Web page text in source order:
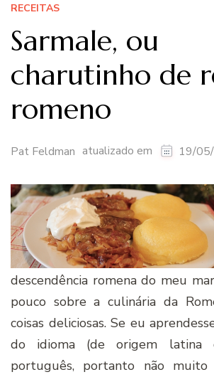
RECEITAS
Sarmale, ou
charutinho de
romeno
Pat Feldman atualizado em 19/
descendência romena do meu
pouco sobre a culinária da
coisas deliciosas. Se eu
do idioma (de origem latina
português, portanto não muito